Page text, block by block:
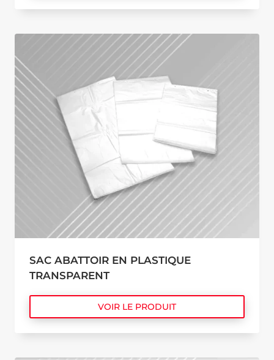
SAC ABATTOIR EN PLASTIQUE
TRANSPARENT
VOIR LE PRODUIT